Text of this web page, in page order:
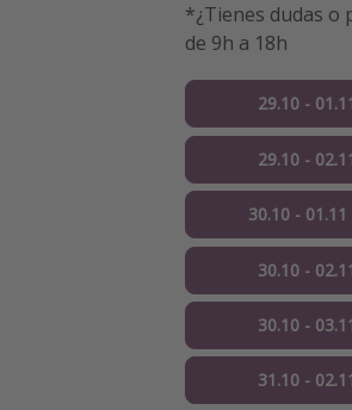
*¿Tienes dudas o
de 9h a 18h
29.10 -
29.10 -
30.10 -
30.10 -
30.10 -
31.10 -